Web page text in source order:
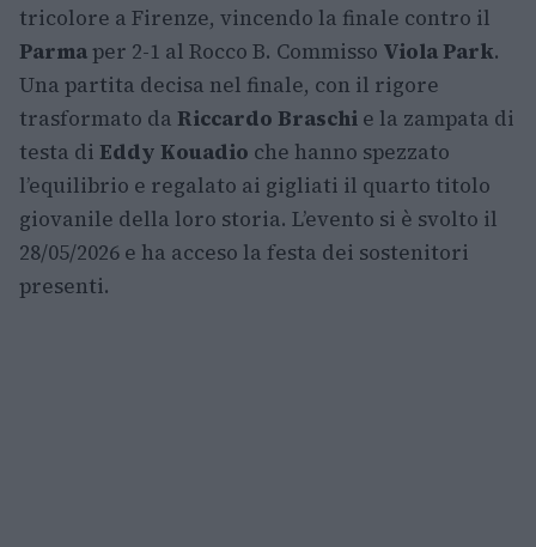
tricolore a Firenze, vincendo la finale contro il
Parmaper 2-1 al Rocco B. Commisso Viola Park.
Una partita decisa nel finale, con il rigore
trasformato da Riccardo Braschi e la zampata di
testa di Eddy Kouadio che hanno spezzato
l’equilibrio e regalato ai gigliati il quarto titolo
giovanile della loro storia. L’evento si è svolto il
28/05/2026 e ha acceso la festa dei sostenitori
presenti.